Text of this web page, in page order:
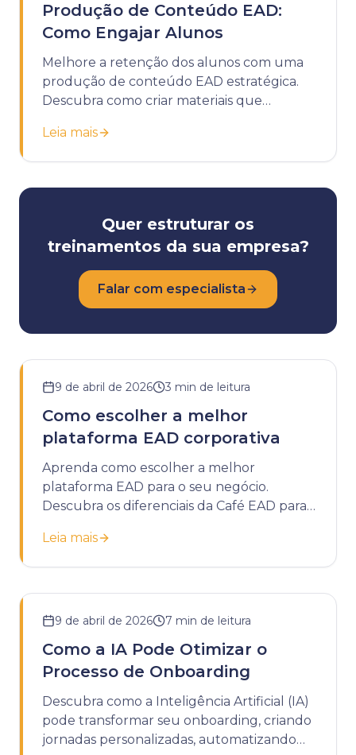
Produção de Conteúdo EAD:
Como Engajar Alunos
Melhore a retenção dos alunos com uma
produção de conteúdo EAD estratégica.
Descubra como criar materiais que
Leia mais
Quer estruturar os
treinamentos da sua empresa?
Falar com especialista
9 de abril de 2026 3 min de leitura
Como escolher a melhor
plataforma EAD corporativa
Aprenda como escolher a melhor
plataforma EAD para o seu negócio.
Descubra os diferenciais da Café EAD para
empresa.
Leia mais
9 de abril de 2026 7 min de leitura
Como a IA Pode Otimizar o
Processo de Onboarding
Descubra como a Inteligência Artificial (IA)
pode transformar seu onboarding, criando
jornadas personalizadas, automatizando